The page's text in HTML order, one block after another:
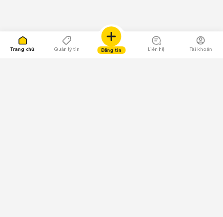
Trang chủ Quản lý tin Đăng tin Liên hệ Tài khoản